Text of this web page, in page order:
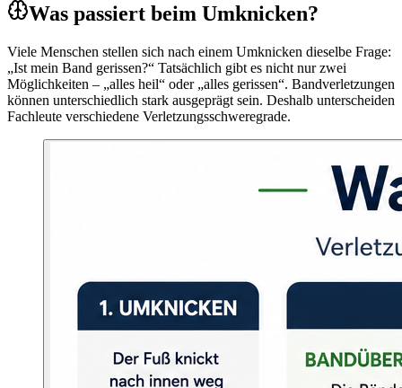
Was passiert beim Umknicken?
Viele Menschen stellen sich nach einem Umknicken dieselbe Frage:
„Ist mein Band gerissen?“ Tatsächlich gibt es nicht nur zwei
Möglichkeiten – „alles heil“ oder „alles gerissen“. Bandverletzungen
können unterschiedlich stark ausgeprägt sein. Deshalb unterscheiden
Fachleute verschiedene Verletzungsschweregrade.